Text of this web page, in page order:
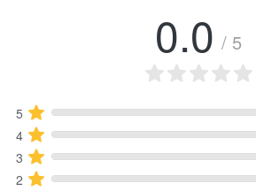
0.0 / 5
5
4
3
2